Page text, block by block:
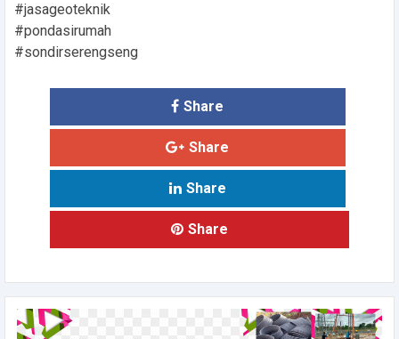
#jasageoteknik
#pondasirumah
#sondirserengseng
Share
Share
Share
Share